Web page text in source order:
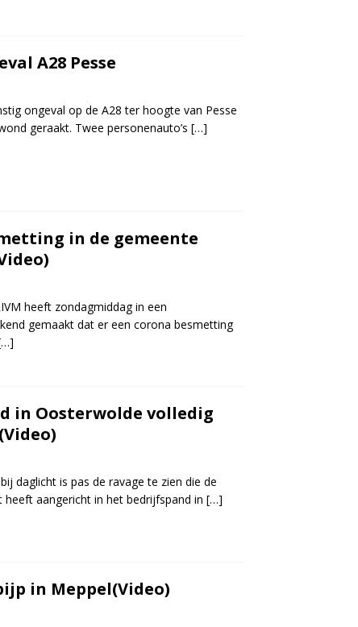
A28 Pesse
ongeval op de A28 ter hoogte van Pesse
geraakt. Twee personenauto’s […]
in de gemeente
heeft zondagmiddag in een
gemaakt dat er een corona besmetting
in Oosterwolde volledig
daglicht is pas de ravage te zien die de
heeft aangericht in het bedrijfspand in […]
in Meppel(Video)